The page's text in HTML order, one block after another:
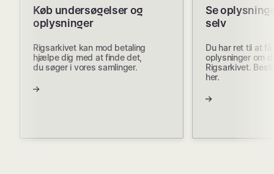
Køb undersøgelser og
oplysninger
Rigsarkivet kan mod betaling
hjælpe dig med at finde det,
du søger i vores samlinger.
Se
selv
Du har ret til at
oplysninger om
Rigsarkivet.
her.